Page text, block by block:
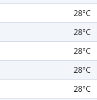
28°C
28°C
28°C
28°C
28°C